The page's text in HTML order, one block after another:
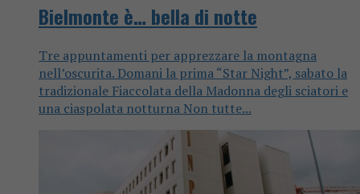
Bielmonte è… bella di notte
Tre appuntamenti per apprezzare la montagna
nell’oscurita. Domani la prima “Star Night”, sabato la
tradizionale Fiaccolata della Madonna degli sciatori e
una ciaspolata notturna Non tutte...